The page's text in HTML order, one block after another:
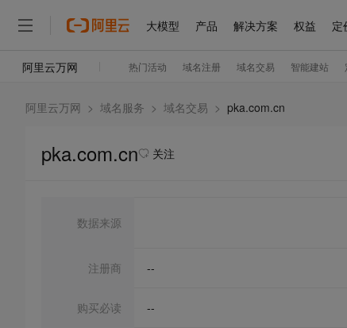
阿里云万网 > 域名服务 > 域名交易 > pka.com.cn
pka.com.cn 关注
数据来源
注册商 --
购买必读 --